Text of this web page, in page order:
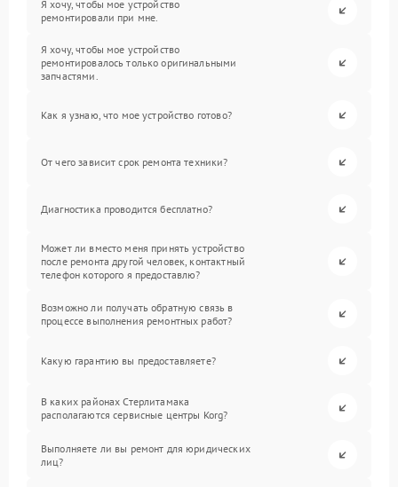
Я хочу, чтобы мое устройство
ремонтировали при мне.
Я хочу, чтобы мое устройство
ремонтировалось только оригинальными
запчастями.
Как я узнаю, что мое устройство готово?
От чего зависит срок ремонта техники?
Диагностика проводится бесплатно?
Может ли вместо меня принять устройство
после ремонта другой человек, контактный
телефон которого я предоставлю?
Возможно ли получать обратную связь в
процессе выполнения ремонтных работ?
Какую гарантию вы предоставляете?
В каких районах Стерлитамака
располагаются сервисные центры Korg?
Выполняете ли вы ремонт для юридических
лиц?